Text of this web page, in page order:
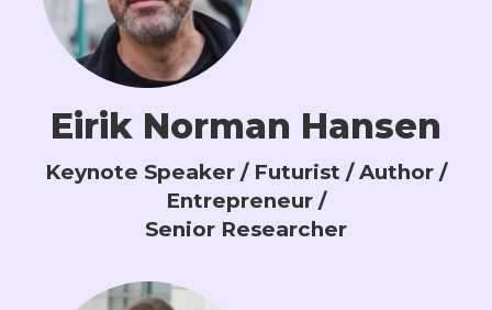
Eirik Norman Hansen
Keynote Speaker / Futurist / Author /
Entrepreneur /
Senior Researcher